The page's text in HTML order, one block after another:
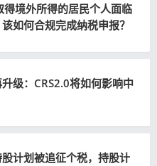
境外所得的居民个人面临
如何合规完成纳税申报？
级：CRS2.0将如何影响中
计划被追征个税，持股计